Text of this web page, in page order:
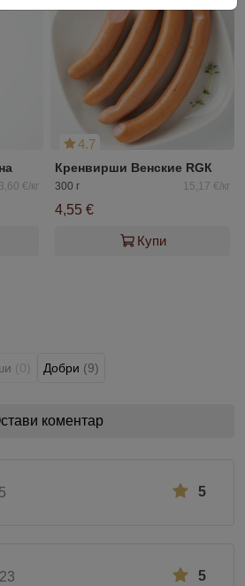
€/кг
4.7
Кренвирши Венские RGК
300 г 15,17 €/кг
4,55 €
Купи
(0) Добри (9)
коментар
5
5